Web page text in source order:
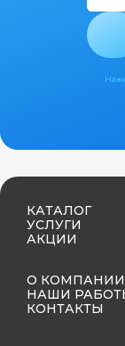
КАТАЛОГ
УСЛУГИ
АКЦИИ
О КОМПАНИИ
НАШИ
КОНТАКТЫ